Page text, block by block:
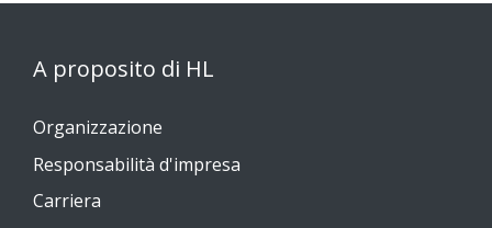
A proposito di HL
Organizzazione
Responsabilità d'impresa
Carriera